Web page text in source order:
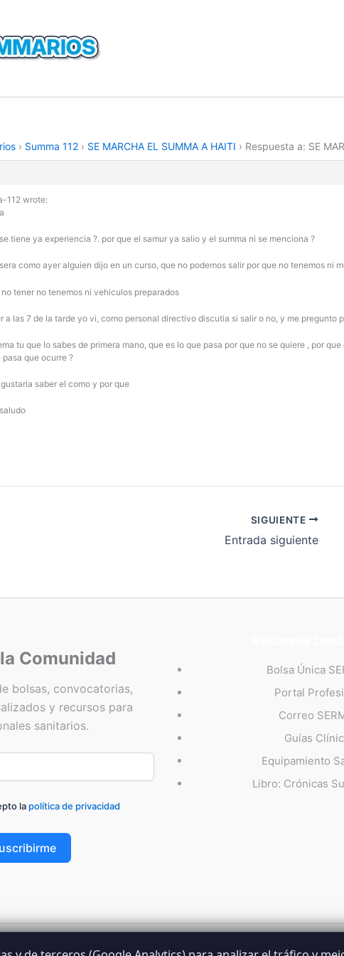
› Summa 112 › SE MARCHA EL SUMMA A HAITI › Respuesta a: SE
112 wrote:
tiene ya experiencia ?. por que el samur ya salio y el summa ni se menciona ?
como ayer alguien dijo en un curso, que no podemos salir por que no tenemos ni
no tener no tenemos ni vehiculos preparados
a las 7 de la tarde yo vi, como personal directivo discutia si salir o no, y me pregunto
tu que lo sabes de primera mano, que es lo que pasa por que no se quiere , por
pasa que ocurre ?
saber el como y por que
SIGUIENTE
Entrada siguiente
Comunidad
bolsas, convocatorias,
y recursos para
sanitarios.
la política de privacidad
Bolsa Única
Portal
Correo
Guías
Equipamiento
Libro: Crónicas